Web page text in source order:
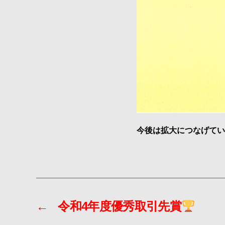
今後は拡大につなげて
← 令和4年度優秀取引先賞